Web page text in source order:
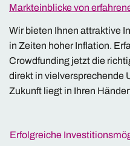
Markteinblicke von
Wir bieten Ihnen attraktive
in Zeiten hoher Inflation.
Crowdfunding jetzt die
direkt in vielversprechende
Zukunft liegt in Ihren
Erfolgreiche